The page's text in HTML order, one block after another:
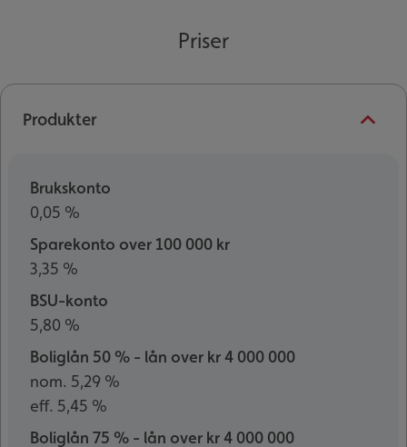
Priser
Produkter
Brukskonto
0,05 %
Sparekonto over 100 000 kr
3,35 %
BSU-konto
5,80 %
Boliglån 50 % - lån over kr 4 000 000
nom. 5,29 %
eff. 5,45 %
Boliglån 75 % - lån over kr 4 000 000